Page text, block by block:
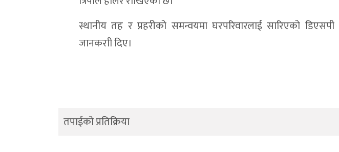
स्थानीय तह र प्रहरीको समन्वयमा घरपरिवारलाई सारिएको
जानकराी दिए।
तपाईको प्रतिक्रिया